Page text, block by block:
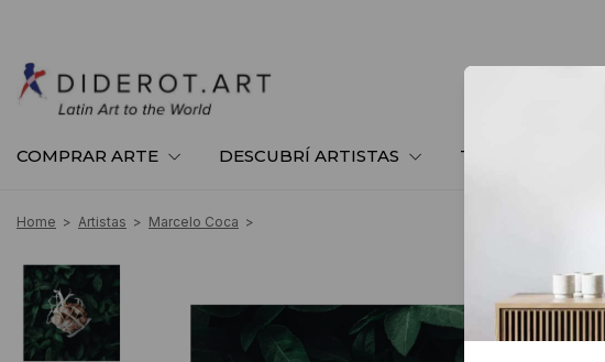
COMPRAR ARTE DESCUBRÍ ARTISTAS TE ASESORAMOS
Home > Artistas > Marcelo Coca >